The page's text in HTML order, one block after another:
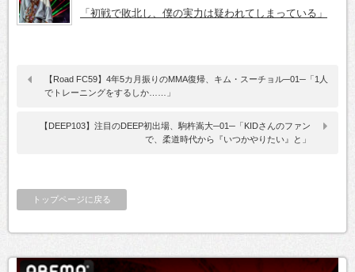
「初戦で敗北し、僕の実力は疑われてしまっている」
【Road FC59】4年5カ月振りのMMA復帰、キム・スーチョル─01─「1人
でトレーニングをするしか……」
【DEEP103】注目のDEEP初出場、駒杵嵩大─01─「KIDさんのファン
で、柔道時代から『いつかやりたい』と」
トップページに戻る